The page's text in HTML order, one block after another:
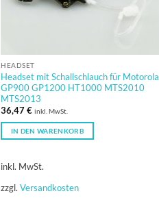
HEADSET
Headset mit Schallschlauch für Motorola
GP900 GP1200 HT1000 MTS2010
MTS2013
36,47€ inkl. MwSt.
IN DEN WARENKORB
inkl. MwSt.
zzgl.Versandkosten